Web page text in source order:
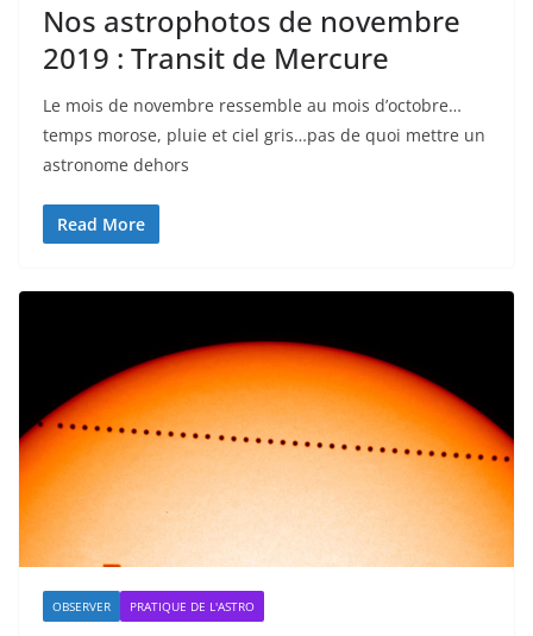
Nos astrophotos de novembre
2019 : Transit de Mercure
Le mois de novembre ressemble au mois d’octobre…
temps morose, pluie et ciel gris…pas de quoi mettre un
astronome dehors
Read More
OBSERVER PRATIQUE DE L'ASTRO